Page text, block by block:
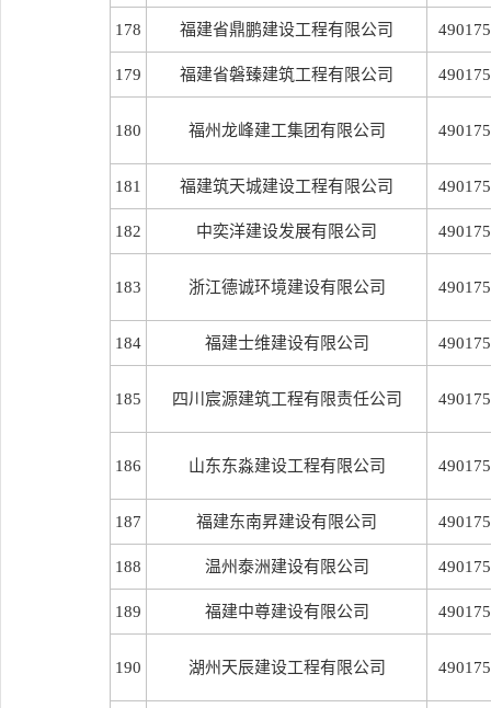
178 福建省鼎鹏建设工程有限公司
179 福建省磐臻建筑工程有限公司
180 福州龙峰建工集团有限公司
181 福建筑天城建设工程有限公司
182 中奕洋建设发展有限公司
183 浙江德诚环境建设有限公司
184 福建士维建设有限公司
185 四川宸源建筑工程有限责任公司
186 山东东淼建设工程有限公司
187 福建东南昇建设有限公司
188 温州泰洲建设有限公司
189 福建中尊建设有限公司
190 湖州天辰建设工程有限公司